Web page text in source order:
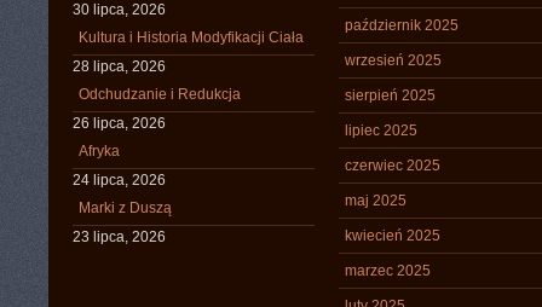
30 lipca, 2026
Kultura i Historia Modyfikacji Ciała
28 lipca, 2026
Odchudzanie i Redukcja
26 lipca, 2026
Afryka
24 lipca, 2026
Marki z Duszą
23 lipca, 2026
październik 2025
wrzesień 2025
sierpień 2025
lipiec 2025
czerwiec 2025
maj 2025
kwiecień 2025
marzec 2025